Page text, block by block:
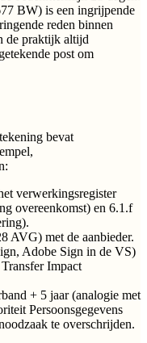
BW) is een ingrijpende
reden binnen
de praktijk altijd
post om
bevat
verwerkingsregister
overeenkomst) en 6.1.f
AVG) met de aanbieder.
Adobe Sign in de VS)
Impact
+ 5 jaar (analogie met
Persoonsgegevens
te overschrijden.